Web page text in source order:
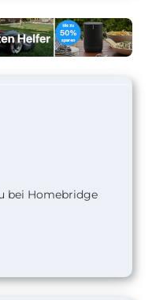
bei Homebridge